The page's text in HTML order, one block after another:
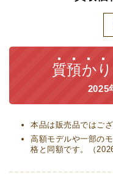
質預かり
2025
本品は販売品ではご
高額モデルや一部の
格と同額です。（